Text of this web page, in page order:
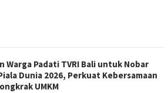
Warga Padati TVRI Bali untuk Nobar
Dunia 2026, Perkuat Kebersamaan
UMKM